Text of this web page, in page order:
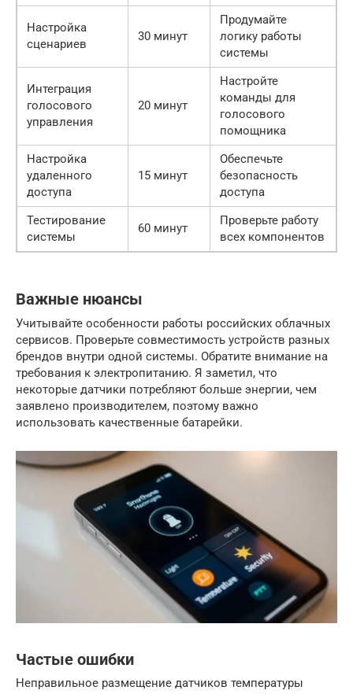
Настройка
сценариев
30 минут
Продумайте
логику работы
системы
Интеграция
голосового
управления
20 минут
Настройте
команды для
голосового
помощника
Настройка
удаленного
доступа
15 минут
Обеспечьте
безопасность
доступа
Тестирование
системы
60 минут
Проверьте работу
всех компонентов
Важные нюансы
Учитывайте особенности работы российских облачных
сервисов. Проверьте совместимость устройств разных
брендов внутри одной системы. Обратите внимание на
требования к электропитанию. Я заметил, что
некоторые датчики потребляют больше энергии, чем
заявлено производителем, поэтому важно
использовать качественные батарейки.
Частые ошибки
Неправильное размещение датчиков температуры